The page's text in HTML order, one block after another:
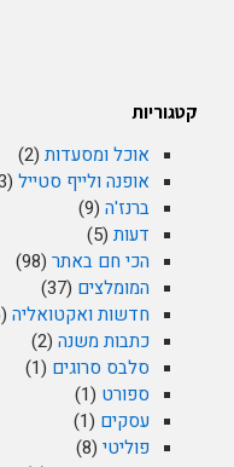
קטגוריות
אוכל ומסעדות (2)
אופנה ולייף סטייל (3)
ברנז'ה (9)
דעות (5)
הכי חם באתר (98)
המומלצים (37)
חדשות ואקטואליה (56)
כתבות משנה (2)
סלבס סרוגים (1)
ספורט (1)
עסקים (1)
פוליטי (8)